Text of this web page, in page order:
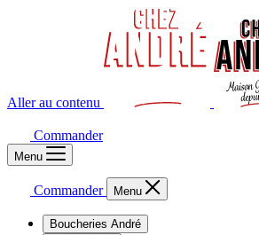
Aller au contenu
Commander
Menu
Commander Menu
Boucheries André